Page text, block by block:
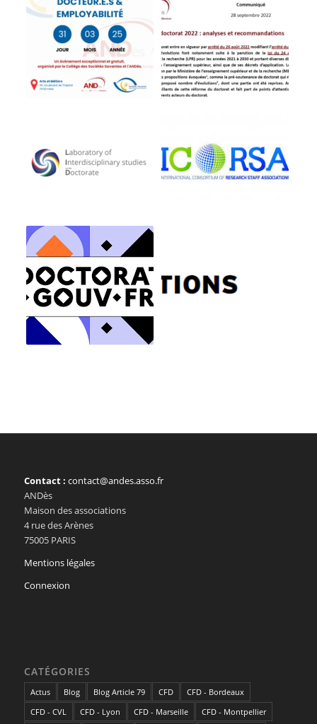
Contact : contact@andes.asso.fr
ANDès
Maison des associations
4 rue des Arènes
75005 PARIS
Mentions légales
Connexion
CATÉGORIES
Actus Blog Blog Article 79 CFD
CFD - Bordeaux
CFD - CVL
CFD - Lyon CFD - Marseille CFD - Montpellier